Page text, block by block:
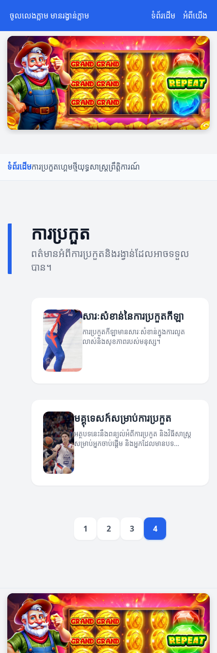
ចូលលេងភ្លាម មានរង្វាន់ភ្លាម ទំព័រដើម អំពីយើង
ទំព័រដើមការប្រកួតហ្គេមថ្មីយុទ្ធសាស្ត្រព្រឹត្តិការណ៍
ការប្រកួត
ពត៌មានអំពីការប្រកួតនិងរង្វាន់ដែលអាចទទួល
បាន។
សារៈសំខាន់នៃការប្រកួតកីឡា
ការប្រកួតកីឡាមានសារៈសំខាន់ក្នុងការលូត
លាស់និងសុខភាពរបស់មនុស្ស។
មគ្គុទេសក៍សម្រាប់ការប្រកួត
អត្ថបទនេះនឹងពន្យល់អំពីការប្រកួត និងវិធីសាស្ត្រ
សម្រាប់អ្នកចាប់ផ្តើម និងអ្នកដែលមានបទ
1 2 3 4